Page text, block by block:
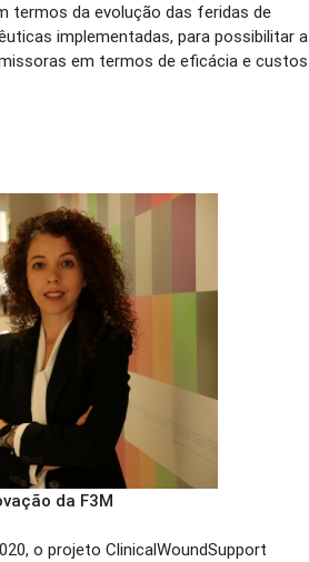
termos da evolução das feridas de
implementadas, para possibilitar a
em termos de eficácia e custos
da F3M
o projeto ClinicalWoundSupport